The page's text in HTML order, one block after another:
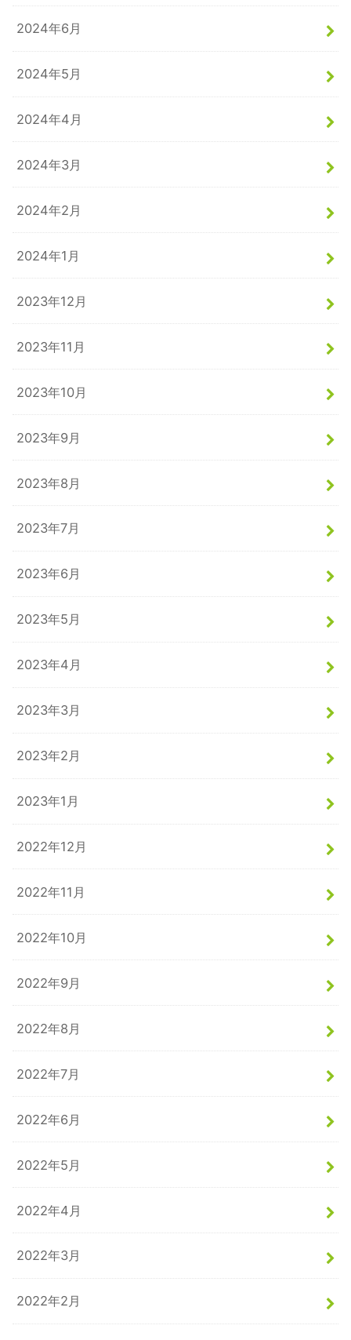
2024年6月
2024年5月
2024年4月
2024年3月
2024年2月
2024年1月
2023年12月
2023年11月
2023年10月
2023年9月
2023年8月
2023年7月
2023年6月
2023年5月
2023年4月
2023年3月
2023年2月
2023年1月
2022年12月
2022年11月
2022年10月
2022年9月
2022年8月
2022年7月
2022年6月
2022年5月
2022年4月
2022年3月
2022年2月